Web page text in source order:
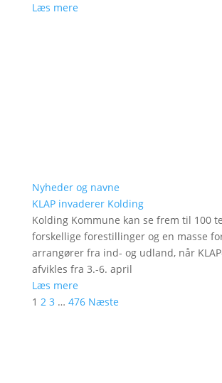
Læs mere
Nyheder og navne
KLAP invaderer Kolding
Kolding Kommune kan se frem til 100
forskellige forestillinger og en masse
arrangører fra ind- og udland, når
afvikles fra 3.-6. april
Læs mere
1 2 3 … 476 Næste